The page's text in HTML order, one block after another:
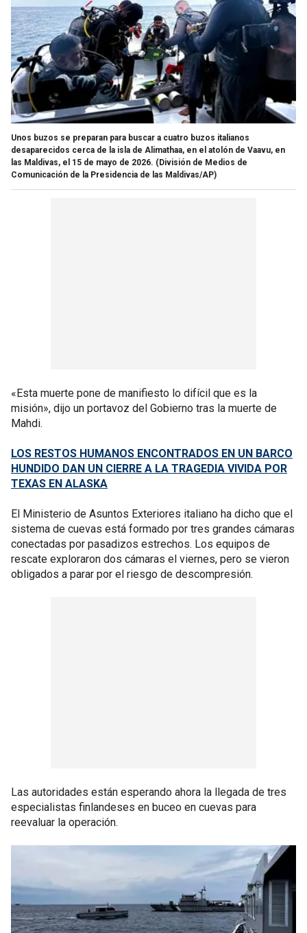
Unos buzos se preparan para buscar a cuatro buzos italianos
desaparecidos cerca de la isla de Alimathaa, en el atolón de Vaavu, en
las Maldivas, el 15 de mayo de 2026. (División de Medios de
Comunicación de la Presidencia de las Maldivas/AP)
«Esta muerte pone de manifiesto lo difícil que es la
misión», dijo un portavoz del Gobierno tras la muerte de
Mahdi.
LOS RESTOS HUMANOS ENCONTRADOS EN UN BARCO
HUNDIDO DAN UN CIERRE A LA TRAGEDIA VIVIDA POR
TEXAS EN ALASKA
El Ministerio de Asuntos Exteriores italiano ha dicho que el
sistema de cuevas está formado por tres grandes cámaras
conectadas por pasadizos estrechos. Los equipos de
rescate exploraron dos cámaras el viernes, pero se vieron
obligados a parar por el riesgo de descompresión.
Las autoridades están esperando ahora la llegada de tres
especialistas finlandeses en buceo en cuevas para
reevaluar la operación.